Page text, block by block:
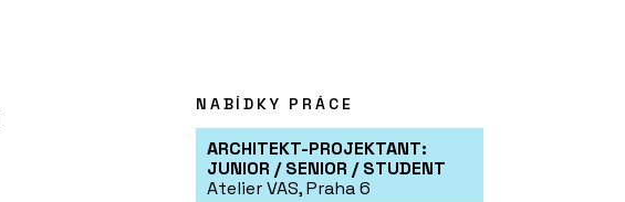
NABÍDKY PRÁCE
ARCHITEKT-PROJEKTANT:
JUNIOR / SENIOR / STUDENT
Atelier VAS, Praha 6